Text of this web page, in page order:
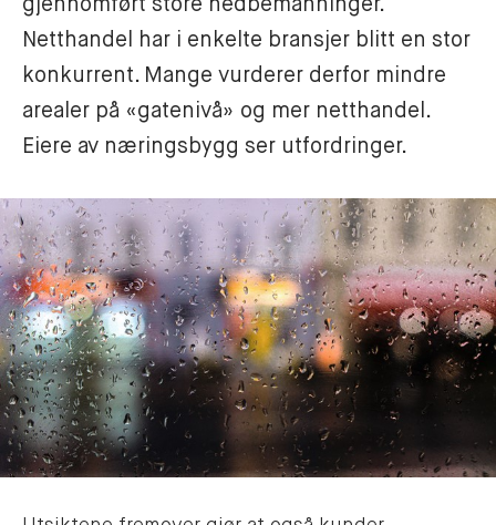
gjennomført store nedbemanninger.
Netthandel har i enkelte bransjer blitt en stor
konkurrent. Mange vurderer derfor mindre
arealer på «gatenivå» og mer netthandel.
Eiere av næringsbygg ser utfordringer.